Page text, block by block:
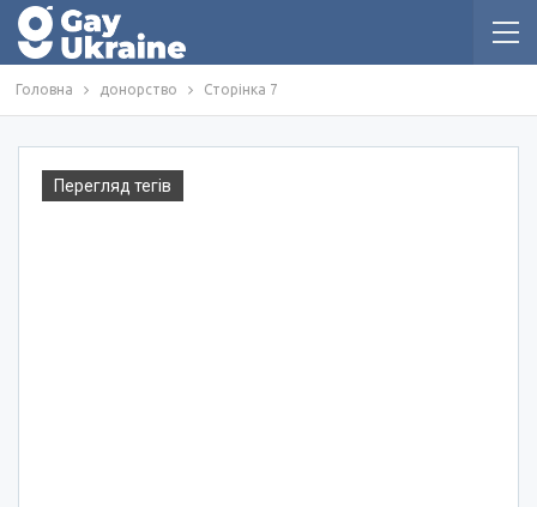
Головна донорство Сторінка 7
Перегляд тегів